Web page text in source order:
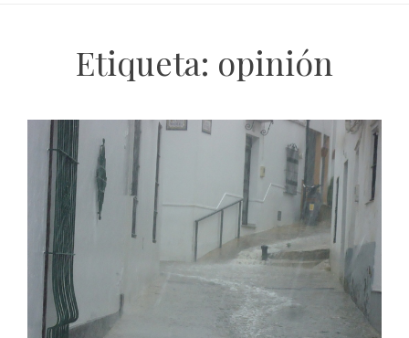
Etiqueta: opinión